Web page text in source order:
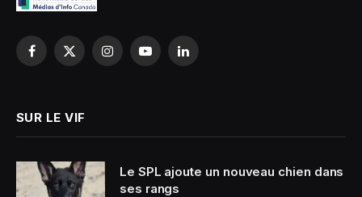
Facebook
X
InstagramYouTubeLinkedIn
SUR LE VIF
Le SPL ajoute un nouveau chien dans
ses rangs